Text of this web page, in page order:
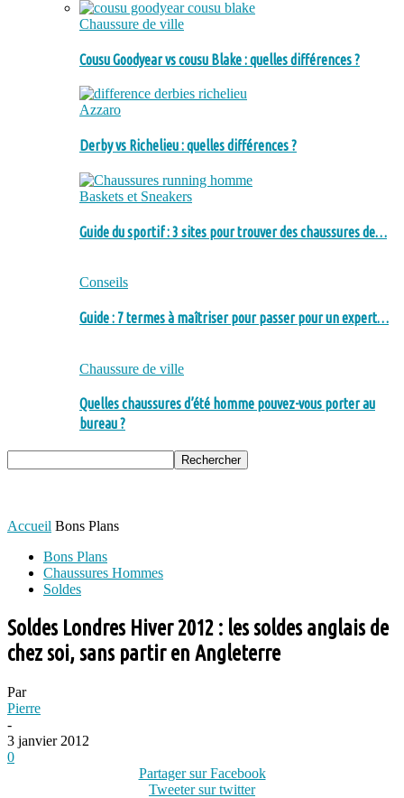
Chaussure de ville
Cousu Goodyear vs cousu Blake : quelles différences ?
Azzaro
Derby vs Richelieu : quelles différences ?
Baskets et Sneakers
Guide du sportif : 3 sites pour trouver des chaussures de…
Conseils
Guide : 7 termes à maîtriser pour passer pour un expert…
Chaussure de ville
Quelles chaussures d’été homme pouvez-vous porter au
bureau ?
Accueil Bons Plans
Bons Plans
Chaussures Hommes
Soldes
Soldes Londres Hiver 2012 : les soldes anglais de
chez soi, sans partir en Angleterre
Par
Pierre
-
3 janvier 2012
0
Partager sur Facebook
Tweeter sur twitter